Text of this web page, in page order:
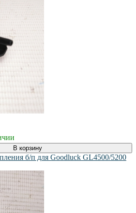
В корзину
б/п для Goodluck GL4500/5200